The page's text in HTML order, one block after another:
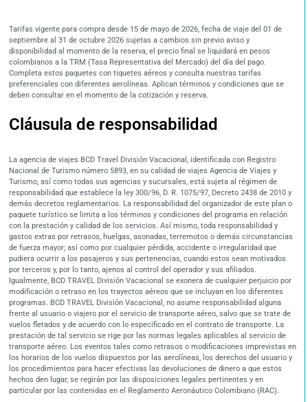
Tarifas vigente para compra desde 15 de mayo de 2026, fecha de viaje del 01 de
septiembre al 31 de octubre 2026 sujetas a cambios sin previo aviso y
disponibilidad al momento de la reserva, el precio final se liquidará en pesos
colombianos a la TRM (Tasa Representativa del Mercado) del día del pago.
Completa estos paquetes con tiquetes aéreos y consulta nuestras tarifas
preferenciales con diferentes aerolíneas. Aplican términos y condiciones que se
deben consultar en el momento de la cotización y reserva.
Cláusula de responsabilidad
La agencia de viajes BCD Travel División Vacacional, identificada con Registro
Nacional de Turismo número 5893, en su calidad de viajes Agencia de Viajes y
Turismo, así como todas sus agencias y sucursales, está sujeta al régimen de
responsabilidad que establece la ley 300/96, D. R. 1075/97, Decreto 2438 de 2010 y
demás decretos reglamentarios. La responsabilidad del organizador de este plan o
paquete turístico se limita a los términos y condiciones del programa en relación
con la prestación y calidad de los servicios. Así mismo, toda responsabilidad y
gastos extras por retrasos, huelgas, asonadas, terremotos o demás circunstancias
de fuerza mayor; así como por cualquier pérdida, accidente o irregularidad que
pudiera ocurrir a los pasajeros y sus pertenencias, cuando estos sean motivados
por terceros y, por lo tanto, ajenos al control del operador y sus afiliados.
Igualmente, BCD TRAVEL División Vacacional se exonera de cualquier perjuicio por
modificación o retraso en los trayectos aéreos que se incluyan en los diferentes
programas. BCD TRAVEL División Vacacional, no asume responsabilidad alguna
frente al usuario o viajero por el servicio de transporte aéreo, salvo que se trate de
vuelos fletados y de acuerdo con lo especificado en el contrato de transporte. La
prestación de tal servicio se rige por las normas legales aplicables al servicio de
transporte aéreo. Los eventos tales como retrasos o modificaciones imprevistas en
los horarios de los vuelos dispuestos por las aerolíneas, los derechos del usuario y
los procedimientos para hacer efectivas las devoluciones de dinero a que estos
hechos den lugar, se regirán por las disposiciones legales pertinentes y en
particular por las contenidas en el Reglamento Aeronáutico Colombiano (RAC).